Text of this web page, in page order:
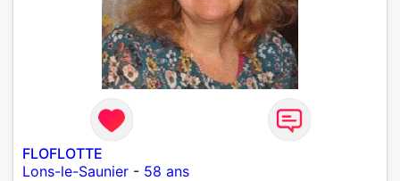
FLOFLOTTE
Lons-le-Saunier - 58 ans